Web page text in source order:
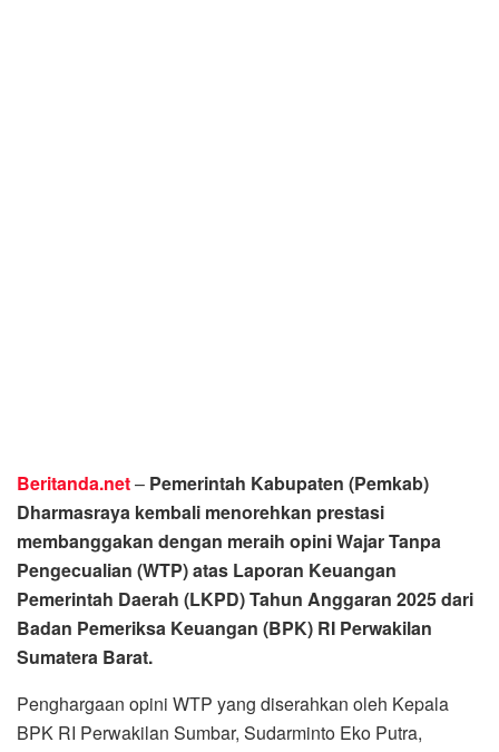
Beritanda.net– Pemerintah Kabupaten (Pemkab)
Dharmasraya kembali menorehkan prestasi
membanggakan dengan meraih opini Wajar Tanpa
Pengecualian (WTP) atas Laporan Keuangan
Pemerintah Daerah (LKPD) Tahun Anggaran 2025 dari
Badan Pemeriksa Keuangan (BPK) RI Perwakilan
Sumatera Barat.
Penghargaan opini WTP yang diserahkan oleh Kepala
BPK RI Perwakilan Sumbar, Sudarminto Eko Putra,